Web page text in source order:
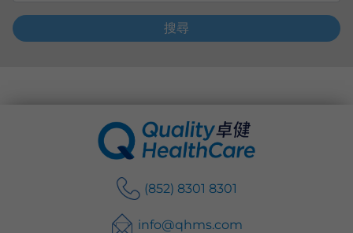
搜尋
(852) 8301 8301
info@qhms.com